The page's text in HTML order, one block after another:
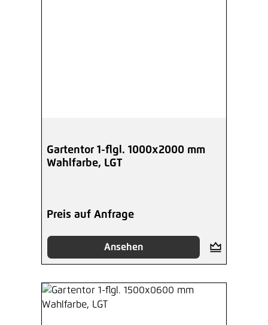
Gartentor 1-flgl. 1000x2000 mm
Wahlfarbe, LGT
Preis auf Anfrage
Ansehen